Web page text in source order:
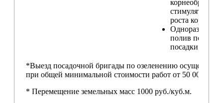
стимулятором
роста корней
Одноразовый
полив после
посадки
*Выезд посадочной бригады по озеленению
при общей минимальной стоимости работ от 50 000,00
* Перемещение земельных масс 1000 руб./куб.м.